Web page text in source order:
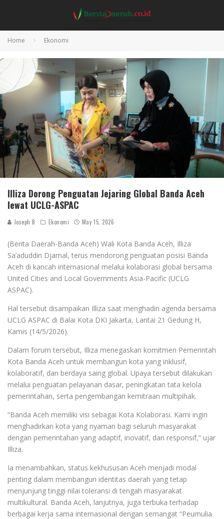
Home Ekonomi
Illiza Dorong Penguatan Jejaring Global Banda Aceh
lewat UCLG-ASPAC
Joseph B Ekonomi May 15, 2026
(Berita Daerah-Banda Aceh) Wali Kota Banda Aceh, Illiza
Sa’aduddin Djamal, terus mendorong penguatan posisi Banda
Aceh di kancah internasional melalui kolaborasi global bersama
United Cities and Local Governments Asia-Pacific (UCLG
ASPAC).
Hal tersebut disampaikan Illiza saat menghadiri agenda bersama
UCLG ASPAC di Balai Kota DKI Jakarta, Lantai 21 Gedung H,
Kamis (14/5/2026).
Dalam forum tersebut, Illiza menegaskan komitmen Pemerintah
Kota Banda Aceh untuk membangun kota yang inklusif,
kolaboratif, dan berdaya saing global. Upaya tersebut dilakukan
melalui penguatan pelayanan dasar, peningkatan tata kelola
pemerintahan, serta pengembangan kemitraan multipihak.
“Banda Aceh memiliki visi sebagai Kota Kolaborasi. Kami ingin
menghadirkan kota yang nyaman bagi seluruh masyarakat
dengan pemerintahan yang adaptif, inovatif, dan responsif,” ujar
Illiza.
Ia menambahkan, status kekhususan Aceh menjadi modal
penting dalam membangun identitas daerah yang tetap
menjunjung tinggi nilai toleransi di tengah masyarakat
multikultural. Banda Aceh, lanjutnya, juga terbuka terhadap
berbagai kerja sama internasional dengan semangat “Peumulia